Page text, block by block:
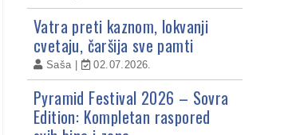
Vatra preti kaznom, lokvanji
cvetaju, čaršija sve pamti
Saša 02.07.2026.
Pyramid Festival 2026 – Sovra
Edition: Kompletan raspored